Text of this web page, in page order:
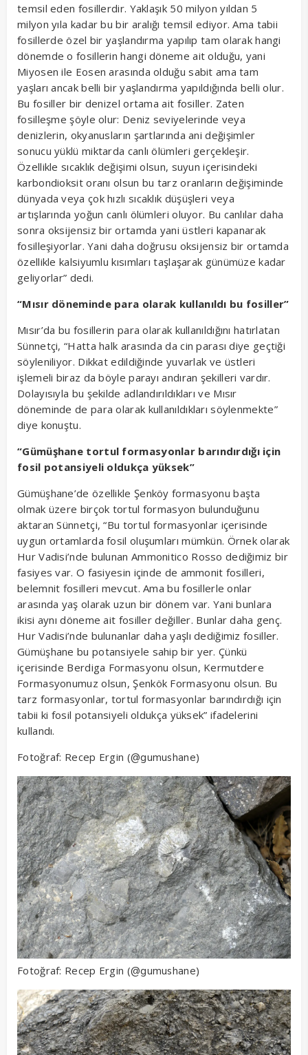
temsil eden fosillerdir. Yaklaşık 50 milyon yıldan 5
milyon yıla kadar bu bir aralığı temsil ediyor. Ama tabii
fosillerde özel bir yaşlandırma yapılıp tam olarak hangi
dönemde o fosillerin hangi döneme ait olduğu, yani
Miyosen ile Eosen arasında olduğu sabit ama tam
yaşları ancak belli bir yaşlandırma yapıldığında belli olur.
Bu fosiller bir denizel ortama ait fosiller. Zaten
fosilleşme şöyle olur: Deniz seviyelerinde veya
denizlerin, okyanusların şartlarında ani değişimler
sonucu yüklü miktarda canlı ölümleri gerçekleşir.
Özellikle sıcaklık değişimi olsun, suyun içerisindeki
karbondioksit oranı olsun bu tarz oranların değişiminde
dünyada veya çok hızlı sıcaklık düşüşleri veya
artışlarında yoğun canlı ölümleri oluyor. Bu canlılar daha
sonra oksijensiz bir ortamda yani üstleri kapanarak
fosilleşiyorlar. Yani daha doğrusu oksijensiz bir ortamda
özellikle kalsiyumlu kısımları taşlaşarak günümüze kadar
geliyorlar” dedi.
“Mısır döneminde para olarak kullanıldı bu fosiller”
Mısır’da bu fosillerin para olarak kullanıldığını hatırlatan
Sünnetçi, “Hatta halk arasında da cin parası diye geçtiği
söyleniliyor. Dikkat edildiğinde yuvarlak ve üstleri
işlemeli biraz da böyle parayı andıran şekilleri vardır.
Dolayısıyla bu şekilde adlandırıldıkları ve Mısır
döneminde de para olarak kullanıldıkları söylenmekte”
diye konuştu.
“Gümüşhane tortul formasyonlar barındırdığı için
fosil potansiyeli oldukça yüksek”
Gümüşhane’de özellikle Şenköy formasyonu başta
olmak üzere birçok tortul formasyon bulunduğunu
aktaran Sünnetçi, “Bu tortul formasyonlar içerisinde
uygun ortamlarda fosil oluşumları mümkün. Örnek olarak
Hur Vadisi’nde bulunan Ammonitico Rosso dediğimiz bir
fasiyes var. O fasiyesin içinde de ammonit fosilleri,
belemnit fosilleri mevcut. Ama bu fosillerle onlar
arasında yaş olarak uzun bir dönem var. Yani bunlara
ikisi aynı döneme ait fosiller değiller. Bunlar daha genç.
Hur Vadisi’nde bulunanlar daha yaşlı dediğimiz fosiller.
Gümüşhane bu potansiyele sahip bir yer. Çünkü
içerisinde Berdiga Formasyonu olsun, Kermutdere
Formasyonumuz olsun, Şenkök Formasyonu olsun. Bu
tarz formasyonlar, tortul formasyonlar barındırdığı için
tabii ki fosil potansiyeli oldukça yüksek” ifadelerini
kullandı.
Fotoğraf: Recep Ergin (@gumushane)
Fotoğraf: Recep Ergin (@gumushane)